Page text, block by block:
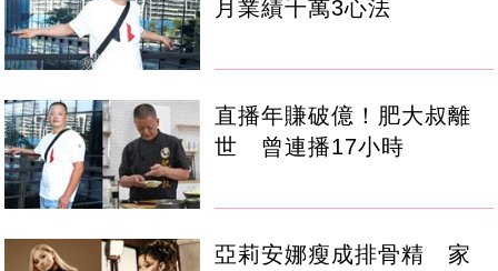
月業績千萬3心法
直播年賺破億！肥大叔離
世 曾連播17小時
亞莉安娜瘦成排骨精 家